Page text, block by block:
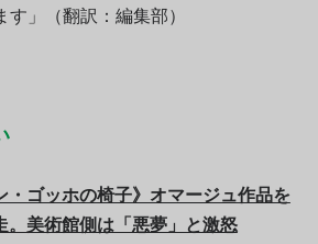
」（翻訳：編集部）
・ゴッホの椅子》オマージュ作品を
。美術館側は「悪夢」と激怒